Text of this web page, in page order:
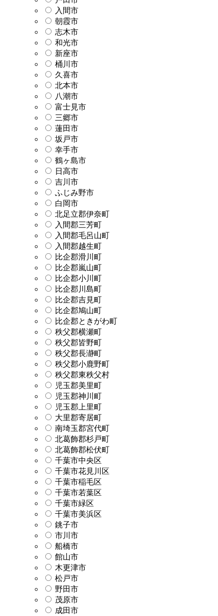
入間市
朝霞市
志木市
和光市
新座市
桶川市
久喜市
北本市
八潮市
富士見市
三郷市
蓮田市
坂戸市
幸手市
鶴ヶ島市
日高市
吉川市
ふじみ野市
白岡市
北足立郡伊奈町
入間郡三芳町
入間郡毛呂山町
入間郡越生町
比企郡滑川町
比企郡嵐山町
比企郡小川町
比企郡川島町
比企郡吉見町
比企郡鳩山町
比企郡ときがわ町
秩父郡横瀬町
秩父郡皆野町
秩父郡長瀞町
秩父郡小鹿野町
秩父郡東秩父村
児玉郡美里町
児玉郡神川町
児玉郡上里町
大里郡寄居町
南埼玉郡宮代町
北葛飾郡杉戸町
北葛飾郡松伏町
千葉市中央区
千葉市花見川区
千葉市稲毛区
千葉市若葉区
千葉市緑区
千葉市美浜区
銚子市
市川市
船橋市
館山市
木更津市
松戸市
野田市
茂原市
成田市